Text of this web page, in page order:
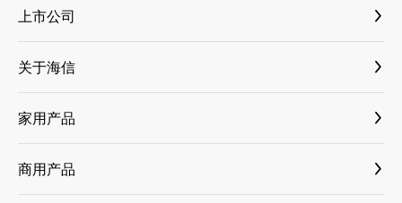
上市公司
海信视像 600060
海信家电 000921
三电控股 6444
乾照光电 300102
科林电气 603050
关于海信
媒体资料库
新闻与活动
国内新闻
国际新闻
家用产品
大薄荷套系
古洛尼
商用产品
纳真科技